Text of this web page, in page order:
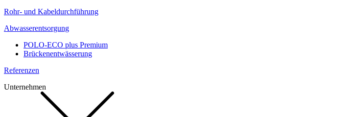
Rohr- und Kabeldurchführung
Abwasserentsorgung
POLO-ECO plus Premium
Brückenentwässerung
Referenzen
Unternehmen